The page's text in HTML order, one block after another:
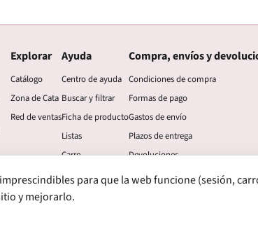
Explorar
Catálogo
Zona de Cata
Red de ventas
Ayuda
Centro de ayuda
Buscar y filtrar
Ficha de producto
Listas
Carro
Mi cuenta
Compra, envíos y
Condiciones de compra
Formas de pago
Gastos de envío
Plazos de entrega
Devoluciones
Garantía
S.L. Todos los derechos reservados.
imprescindibles para que la web funcione (sesión,
y mejorarlo.